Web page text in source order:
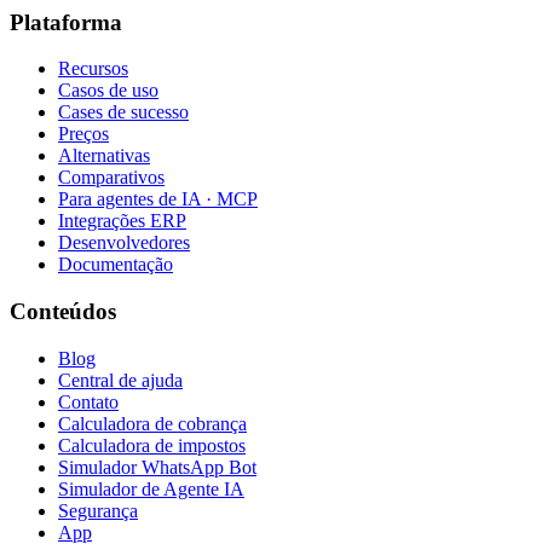
Plataforma
Recursos
Casos de uso
Cases de sucesso
Preços
Alternativas
Comparativos
Para agentes de IA · MCP
Integrações ERP
Desenvolvedores
Documentação
Conteúdos
Blog
Central de ajuda
Contato
Calculadora de cobrança
Calculadora de impostos
Simulador WhatsApp Bot
Simulador de Agente IA
Segurança
App